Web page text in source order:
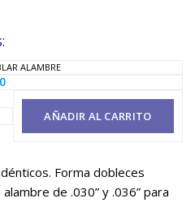
ALAMBRE
AÑADIR AL CARRITO
Forma dobleces
de .030” y .036” para